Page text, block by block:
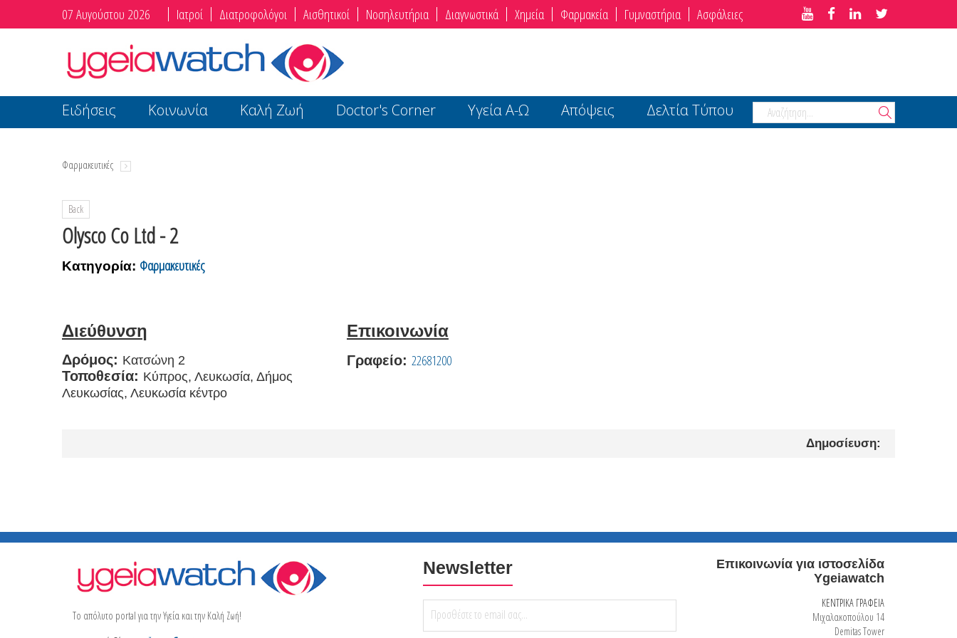
07 Αυγούστου 2026 Ιατροί Διατροφολόγοι Αισθητικοί Νοσηλευτήρια Διαγνωστικά Χημεία Φαρμακεία Γυμναστήρια Ασφάλειες
Ειδήσεις Κοινωνία Καλή Ζωή Doctor's Corner Υγεία Α-Ω Απόψεις Δελτία Τύπου
Φαρμακευτικές
Back
Olysco Co Ltd - 2
Κατηγορία: Φαρμακευτικές
Διεύθυνση
Δρόμος: Κατσώνη 2
Τοποθεσία: Κύπρος, Λευκωσία, Δήμος
Λευκωσίας, Λευκωσία κέντρο
Επικοινωνία
Γραφείο: 22681200
Δημοσίευση:
Το απόλυτο portal για την Υγεία και την Καλή Ζωή!
Newsletter
Επικοινωνία για ιστοσελίδα
Ygeiawatch
ΚΕΝΤΡΙΚΑ ΓΡΑΦΕΙΑ
Μιχαλακοπούλου 14
Demitas Tower